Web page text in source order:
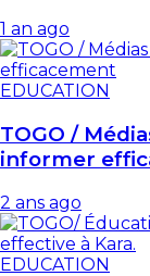
1 an ago
EDUCATION
TOGO /
informer
2 ans ago
EDUCATION